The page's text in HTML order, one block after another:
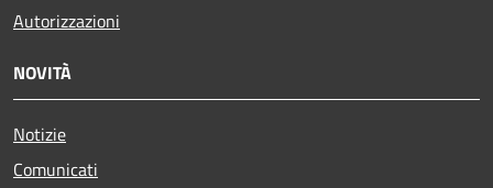
Autorizzazioni
NOVITÀ
Notizie
Comunicati